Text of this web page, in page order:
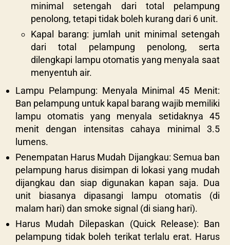
minimal setengah dari total pelampung
penolong, tetapi tidak boleh kurang dari 6 unit.
Kapal barang: jumlah unit minimal setengah
dari total pelampung penolong, serta
dilengkapi lampu otomatis yang menyala saat
menyentuh air.
Lampu Pelampung: Menyala Minimal 45 Menit:
Ban pelampung untuk kapal barang wajib memiliki
lampu otomatis yang menyala setidaknya 45
menit dengan intensitas cahaya minimal 3.5
lumens.
Penempatan Harus Mudah Dijangkau: Semua ban
pelampung harus disimpan di lokasi yang mudah
dijangkau dan siap digunakan kapan saja. Dua
unit biasanya dipasangi lampu otomatis (di
malam hari) dan smoke signal (di siang hari).
Harus Mudah Dilepaskan (Quick Release): Ban
pelampung tidak boleh terikat terlalu erat. Harus